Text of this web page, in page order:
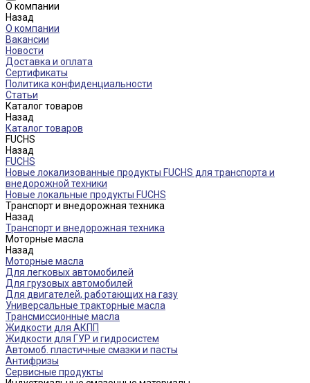
О компании
Назад
О компании
Вакансии
Новости
Доставка и оплата
Сертификаты
Политика конфиденциальности
Статьи
Каталог товаров
Назад
Каталог товаров
FUCHS
Назад
FUCHS
Новые локализованные продукты FUCHS для транспорта и
внедорожной техники
Новые локальные продукты FUCHS
Транспорт и внедорожная техника
Назад
Транспорт и внедорожная техника
Моторные масла
Назад
Моторные масла
Для легковых автомобилей
Для грузовых автомобилей
Для двигателей, работающих на газу
Универсальные тракторные масла
Трансмиссионные масла
Жидкости для АКПП
Жидкости для ГУР и гидросистем
Автомоб. пластичные смазки и пасты
Антифризы
Сервисные продукты